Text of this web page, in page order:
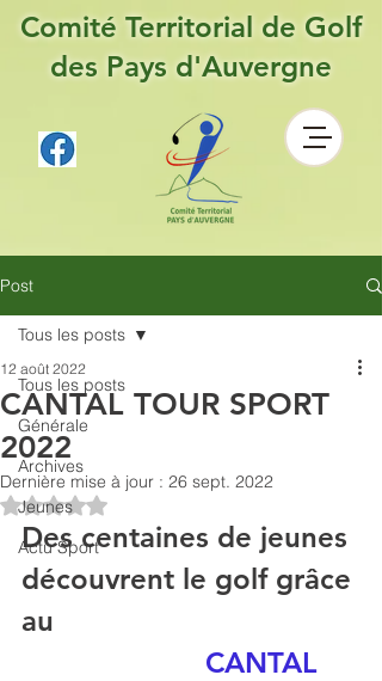
Comité Territorial de Golf
des Pays d'Auvergne
Post
Tous les posts
Générale
Archives
Jeunes
Actu Sport
Tous les posts
CANTAL TOUR SPORT
2022
12 août 2022
Dernière mise à jour : 26 sept. 2022
Noté NaN étoiles sur 5.
Des centaines de jeunes
découvrent le golf grâce
au
CANTAL